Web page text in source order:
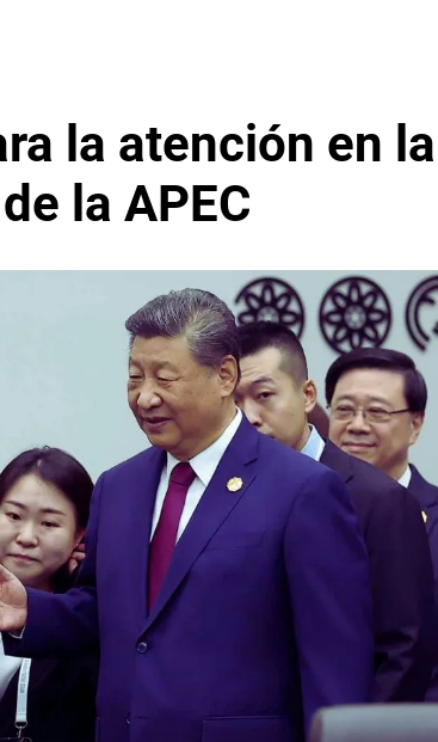
la atención en la
la APEC